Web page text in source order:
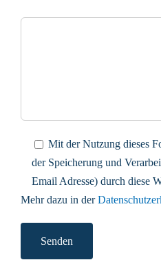
Mit der Nutzung dieses
der Speicherung und
Email Adresse) durch diese
Mehr dazu in der